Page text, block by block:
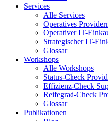
Services
Alle Services
Operatives
Operativer IT-
Strategischer IT-
Glossar
Workshops
Alle Workshops
Status-Check
Effizienz-Check
Reifegrad-Check
Glossar
Publikationen